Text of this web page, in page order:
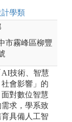
計學類
市霧峰區柳豐
AI技術、智慧
社會影響」的
對數位智慧
需求，學系致
具備人工智